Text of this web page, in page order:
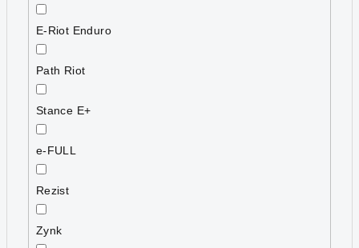
E-Riot Enduro
Path Riot
Stance E+
e-FULL
Rezist
Zynk